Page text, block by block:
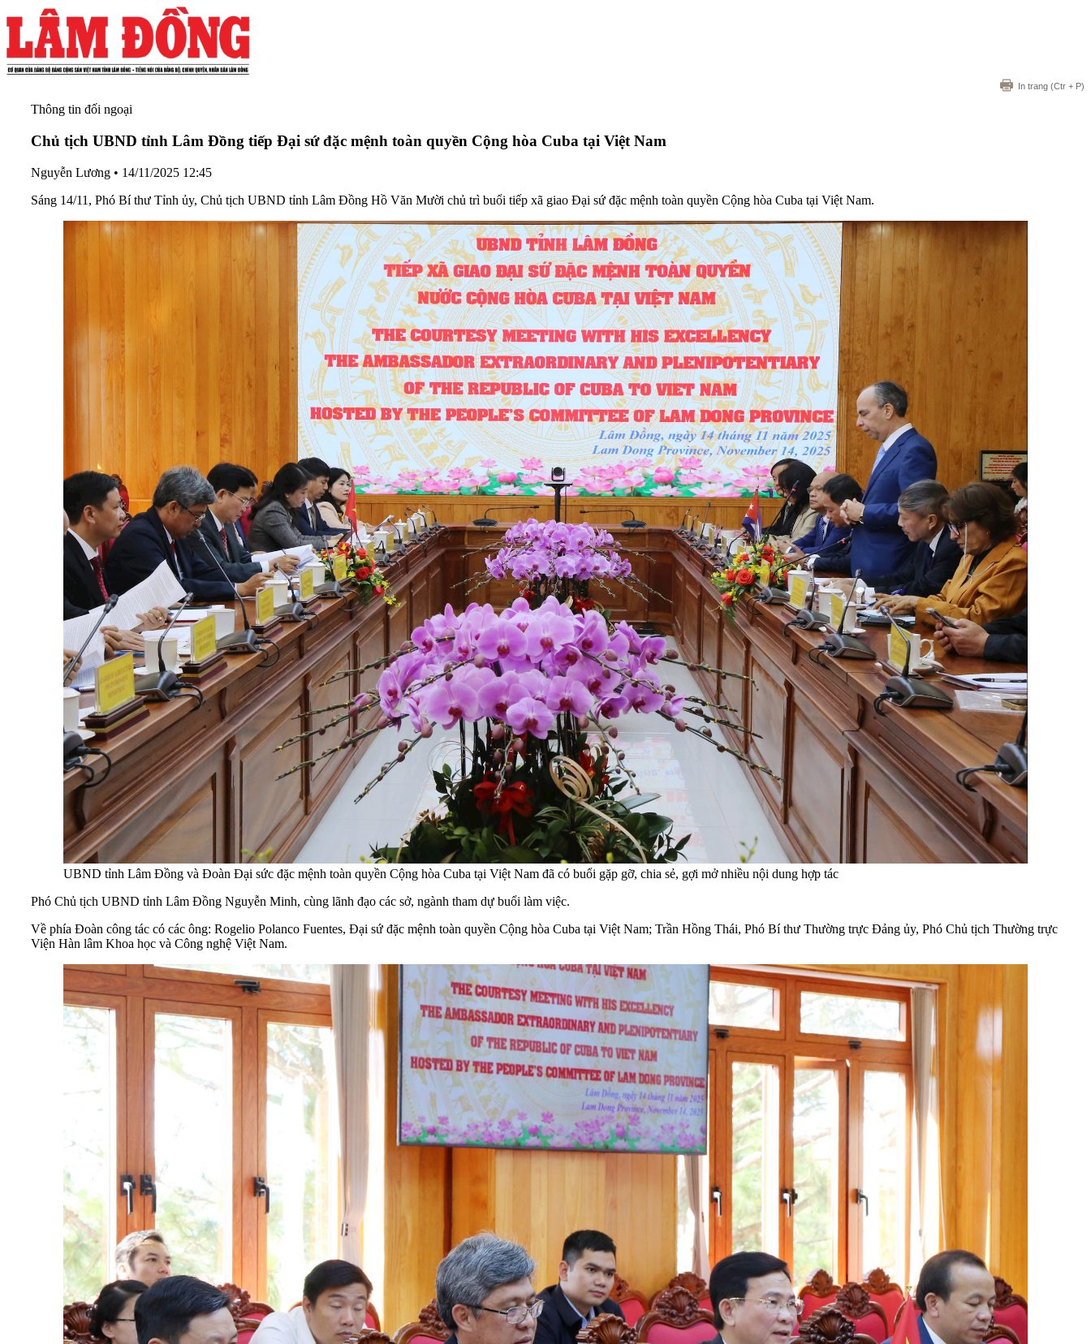
In trang (Ctr + P)
Thông tin đối ngoại
Chủ tịch UBND tỉnh Lâm Đồng tiếp Đại sứ đặc mệnh toàn quyền Cộng hòa Cuba tại Việt Nam
Nguyễn Lương • 14/11/2025 12:45
Sáng 14/11, Phó Bí thư Tỉnh ủy, Chủ tịch UBND tỉnh Lâm Đồng Hồ Văn Mười chủ trì buổi tiếp xã giao Đại sứ đặc mệnh toàn quyền Cộng hòa Cuba tại Việt Nam.
UBND tỉnh Lâm Đồng và Đoàn Đại sức đặc mệnh toàn quyền Cộng hòa Cuba tại Việt Nam đã có buổi gặp gỡ, chia sẻ, gợi mở nhiều nội dung hợp tác
Phó Chủ tịch UBND tỉnh Lâm Đồng Nguyễn Minh, cùng lãnh đạo các sở, ngành tham dự buổi làm việc.
Về phía Đoàn công tác có các ông: Rogelio Polanco Fuentes, Đại sứ đặc mệnh toàn quyền Cộng hòa Cuba tại Việt Nam; Trần Hồng Thái, Phó Bí thư Thường trực Đảng ủy, Phó Chủ tịch Thường trực
Viện Hàn lâm Khoa học và Công nghệ Việt Nam.